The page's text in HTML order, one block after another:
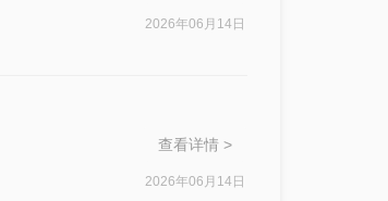
2026年06月14日
查看详情 >
2026年06月14日